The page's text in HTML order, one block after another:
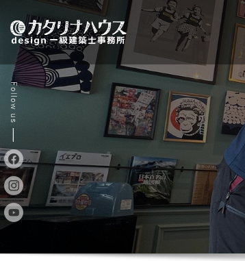
content